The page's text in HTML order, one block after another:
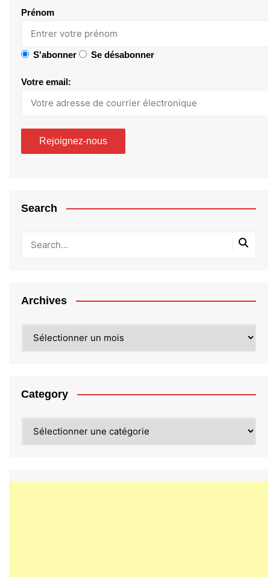
Prénom
S'abonner Se désabonner
Votre email:
Search
Archives
Category